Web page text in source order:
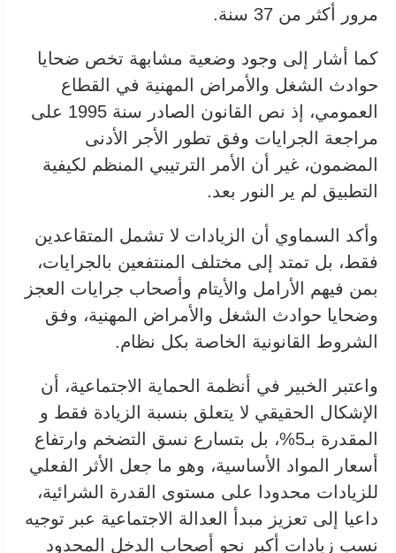
مرور أكثر من 37 سنة.
كما أشار إلى وجود وضعية مشابهة تخص ضحايا
حوادث الشغل والأمراض المهنية في القطاع
العمومي، إذ نص القانون الصادر سنة 1995 على
مراجعة الجرايات وفق تطور الأجر الأدنى
المضمون، غير أن الأمر الترتيبي المنظم لكيفية
التطبيق لم ير النور بعد.
وأكد السماوي أن الزيادات لا تشمل المتقاعدين
فقط، بل تمتد إلى مختلف المنتفعين بالجرايات،
بمن فيهم الأرامل والأيتام وأصحاب جرايات العجز
وضحايا حوادث الشغل والأمراض المهنية، وفق
الشروط القانونية الخاصة بكل نظام.
واعتبر الخبير في أنظمة الحماية الاجتماعية، أن
الإشكال الحقيقي لا يتعلق بنسبة الزيادة فقط و
المقدرة بـ5%، بل بتسارع نسق التضخم وارتفاع
أسعار المواد الأساسية، وهو ما جعل الأثر الفعلي
للزيادات محدودا على مستوى القدرة الشرائية،
داعيا إلى تعزيز مبدأ العدالة الاجتماعية عبر توجيه
نسب زيادات أكبر نحو أصحاب الدخل المحدود